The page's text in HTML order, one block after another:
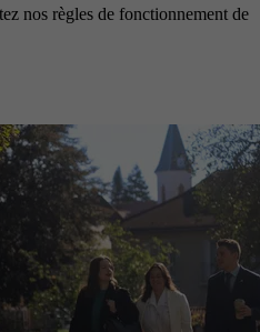
nos règles de fonctionnement de